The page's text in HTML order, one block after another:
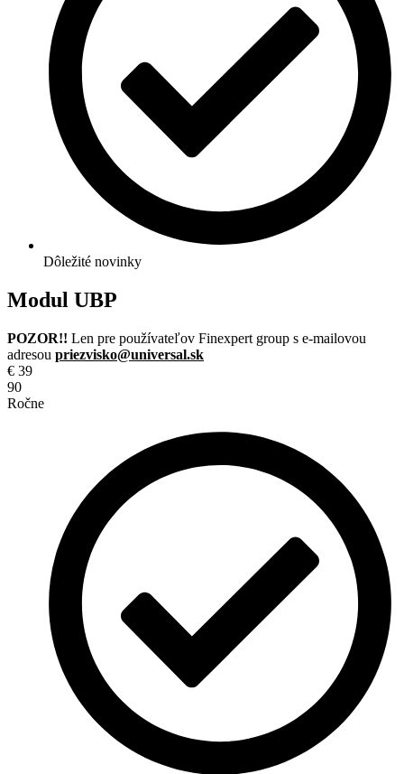
Dôležité novinky
Modul UBP
POZOR!! Len pre používateľov Finexpert group s e-mailovou
adresou priezvisko@universal.sk
€ 39
90
Ročne